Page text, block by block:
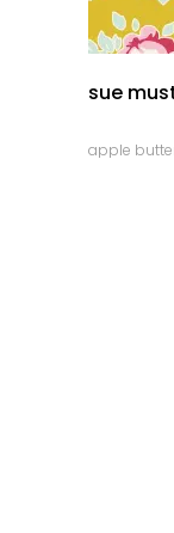
sue
apple